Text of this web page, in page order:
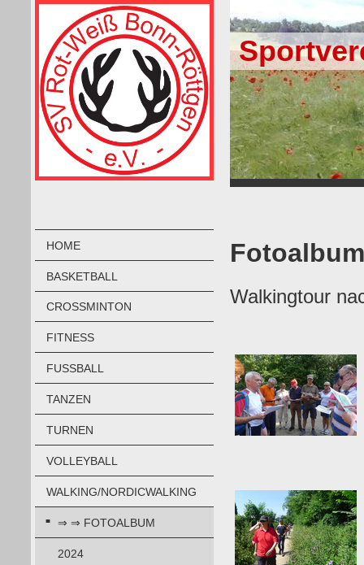
HOME
BASKETBALL
CROSSMINTON
FITNESS
FUSSBALL
TANZEN
TURNEN
VOLLEYBALL
WALKING/NORDICWALKING
⇒ ⇒ FOTOALBUM
2024
Walkingtour